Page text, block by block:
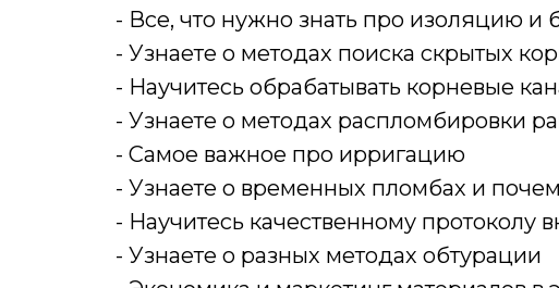
- Все, что нужно знать про изоляцию и
- Узнаете о методах поиска скрытых
- Научитесь обрабатывать корневые
- Узнаете о методах распломбировки
- Самое важное про ирригацию
- Узнаете о временных пломбах и
- Научитесь качественному протоколу
- Узнаете о разных методах обтурации